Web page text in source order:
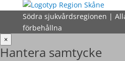
Södra sjukvårdsregionen |
förbehållna
×
Hantera samtycke